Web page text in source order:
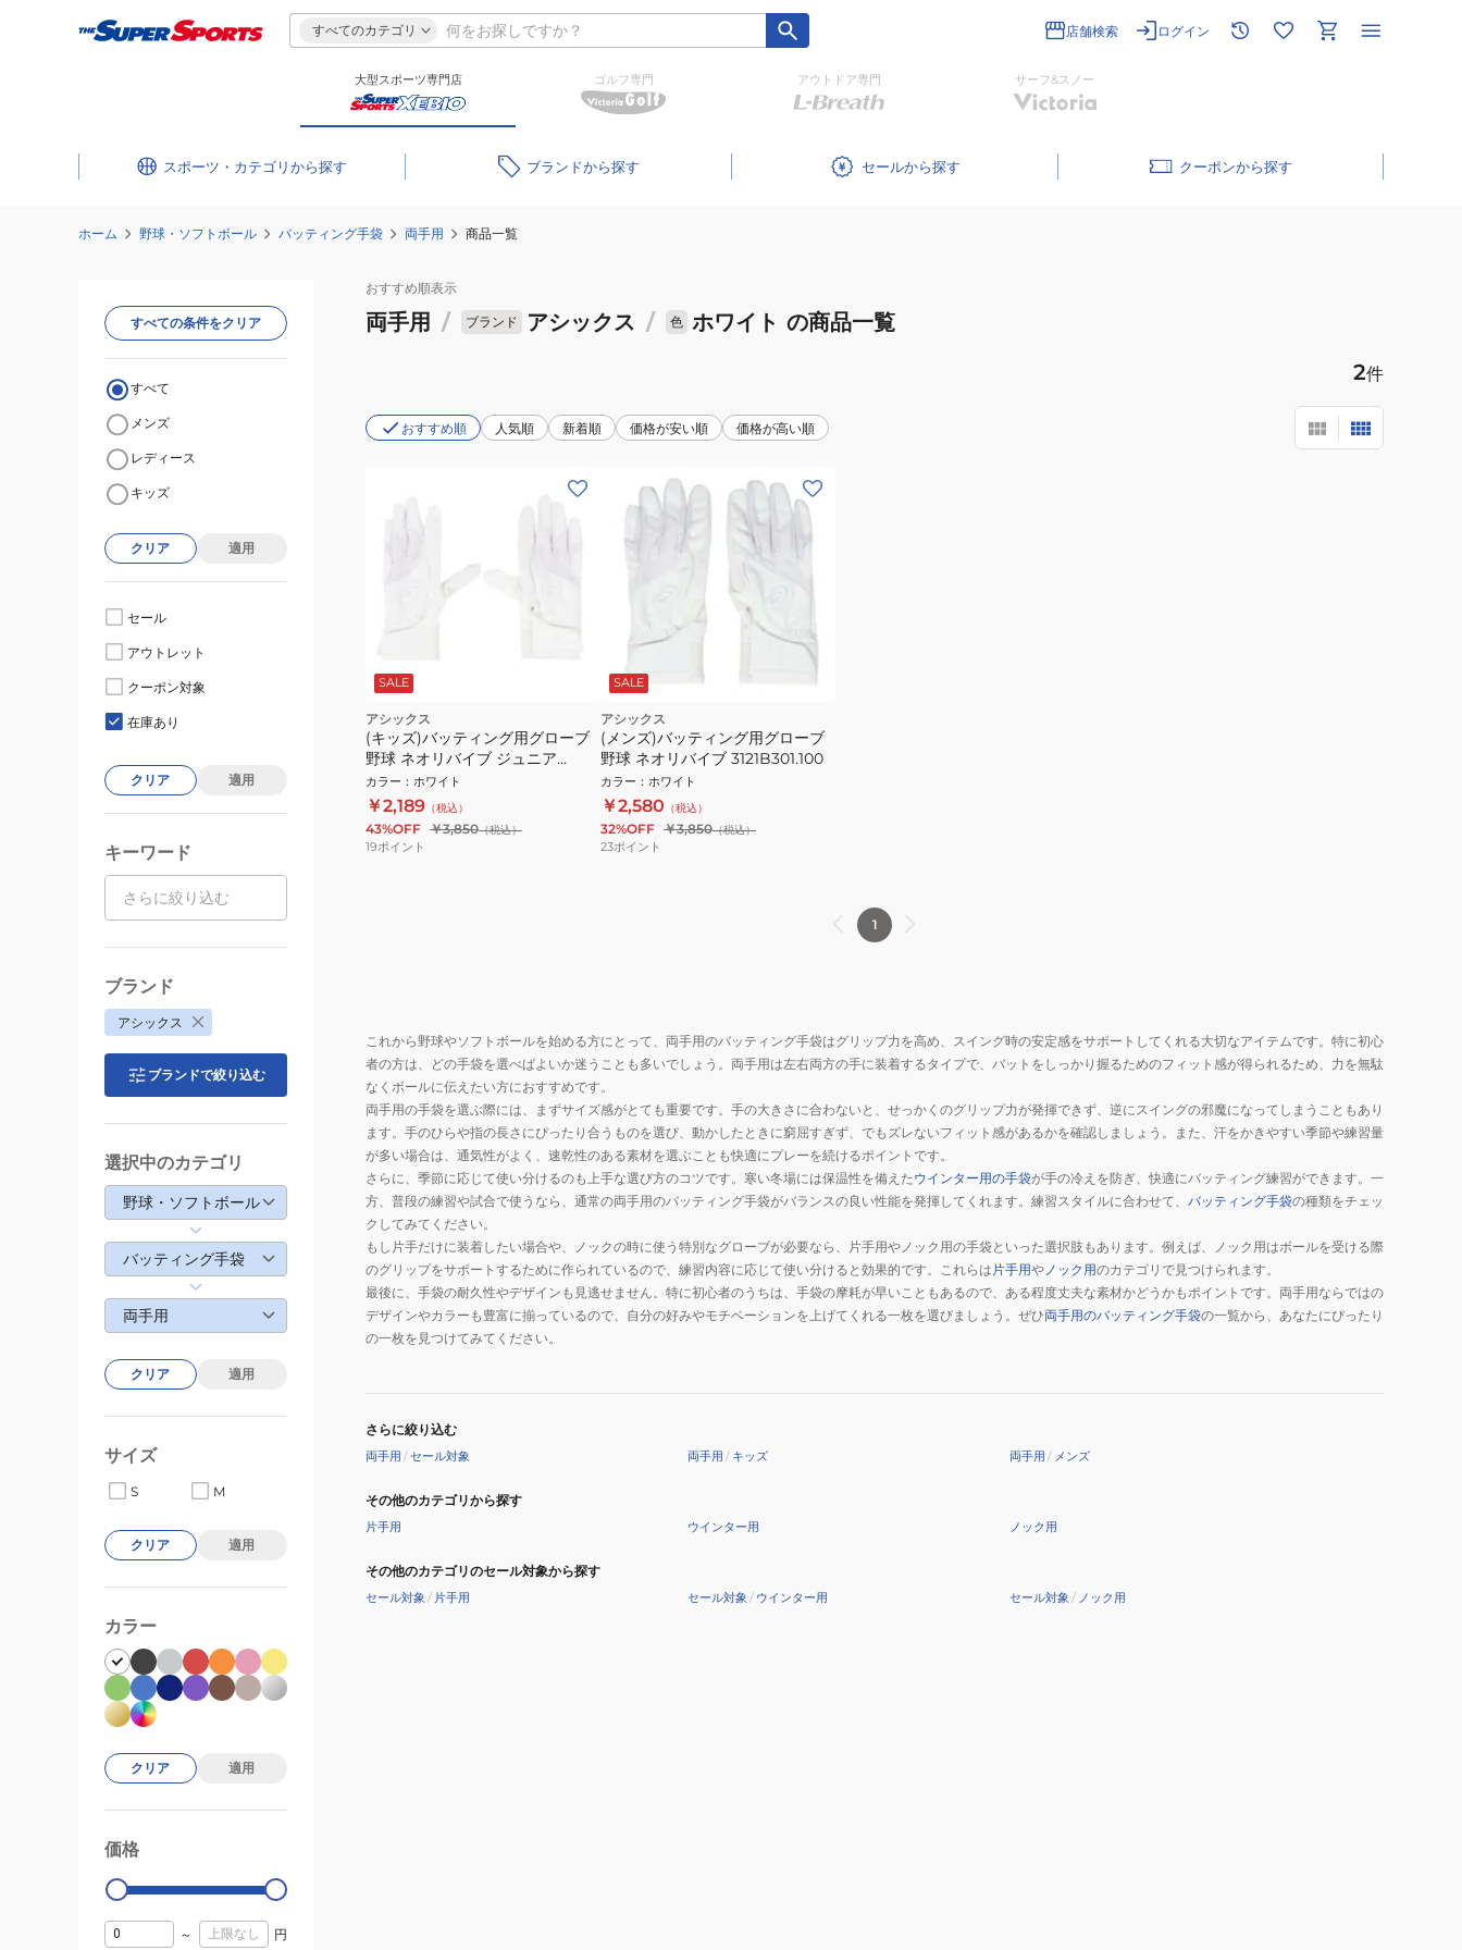
すべてのカテゴリ 店舗検索 ログイン
大型スポーツ専門店 ゴルフ専門 アウトドア専門 サーフ&スノー
スポーツ・カテゴリ ブランド セール クーポン
ホーム 野球・ソフトボール バッティング手袋 両手用 商品一覧
おすすめ順表示
両手用 / ブランド アシックス / 色 ホワイト の商品一覧
2件
おすすめ順 人気順 新着順 価格が安い順 価格が高い順
SALE
アシックス
(キッズ)バッティング用グローブ
野球 ネオリバイブ ジュニア
3121B301.100.J
カラー ： ホワイト
￥2,189 （税込）
43%OFF ￥3,850（税込）
19ポイント
SALE
アシックス
(メンズ)バッティング用グローブ
野球 ネオリバイブ 3121B301.100
カラー ： ホワイト
￥2,580 （税込）
32%OFF ￥3,850（税込）
23ポイント
1
これから野球やソフトボールを始める方にとって、両手用のバッティング手袋はグリップ力を高め、スイング時の安定感をサポートしてくれる大切なアイテムです。特に初心
者の方は、どの手袋を選べばよいか迷うことも多いでしょう。両手用は左右両方の手に装着するタイプで、バットをしっかり握るためのフィット感が得られるため、力を無駄
なくボールに伝えたい方におすすめです。
両手用の手袋を選ぶ際には、まずサイズ感がとても重要です。手の大きさに合わないと、せっかくのグリップ力が発揮できず、逆にスイングの邪魔になってしまうこともあり
ます。手のひらや指の長さにぴったり合うものを選び、動かしたときに窮屈すぎず、でもズレないフィット感があるかを確認しましょう。また、汗をかきやすい季節や練習量
が多い場合は、通気性がよく、速乾性のある素材を選ぶことも快適にプレーを続けるポイントです。
さらに、季節に応じて使い分けるのも上手な選び方のコツです。寒い冬場には保温性を備えたウインター用の手袋が手の冷えを防ぎ、快適にバッティング練習ができます。一
方、普段の練習や試合で使うなら、通常の両手用のバッティング手袋がバランスの良い性能を発揮してくれます。練習スタイルに合わせて、 バッティング手袋の種類をチェッ
クしてみてください。
もし片手だけに装着したい場合や、ノックの時に使う特別なグローブが必要なら、片手用やノック用の手袋といった選択肢もあります。例えば、ノック用はボールを受ける際
のグリップをサポートするために作られているので、練習内容に応じて使い分けると効果的です。これらは 片手用や ノック用のカテゴリで見つけられます。
最後に、手袋の耐久性やデザインも見逃せません。特に初心者のうちは、手袋の摩耗が早いこともあるので、ある程度丈夫な素材かどうかもポイントです。両手用ならではの
デザインやカラーも豊富に揃っているので、自分の好みやモチベーションを上げてくれる一枚を選びましょう。ぜひ両手用のバッティング手袋の一覧から、あなたにぴったり
の一枚を見つけてみてください。
さらに絞り込む
両手用 /セール対象 両手用 / キッズ 両手用 / メンズ
その他のカテゴリから探す
片手用 ウインター用 ノック用
その他のカテゴリのセール対象から探す
セール対象 / 片手用 セール対象 / ウインター用 セール対象 / ノック用
すべての条件をクリア
すべて
メンズ
レディース
キッズ
クリア 適用
セール
アウトレット
クーポン対象
在庫あり
クリア 適用
キーワード
ブランド
アシックス
ブランドで絞り込む
選択中のカテゴリ
野球・ソフトボール
バッティング手袋
両手用
クリア 適用
サイズ
S M
クリア 適用
カラー
クリア 適用
価格
0
～ 円